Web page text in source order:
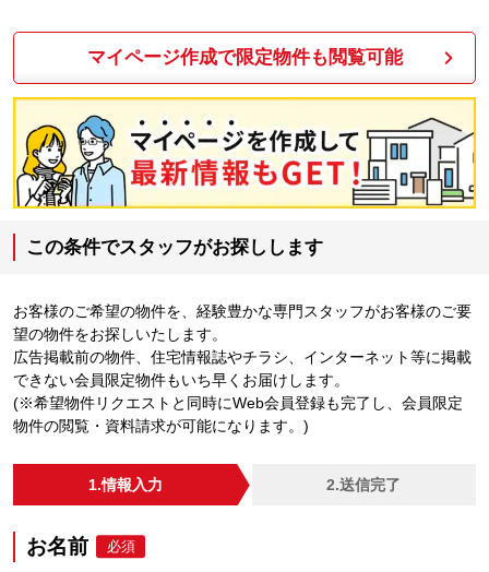
マイページ作成で限定物件も閲覧可能
この条件でスタッフがお探しします
お客様のご希望の物件を、経験豊かな専門スタッフがお客様のご要
望の物件をお探しいたします。
広告掲載前の物件、住宅情報誌やチラシ、インターネット等に掲載
できない会員限定物件もいち早くお届けします。
(※希望物件リクエストと同時にWeb会員登録も完了し、会員限定
物件の閲覧・資料請求が可能になります。)
1.情報入力 2.送信完了
お名前 必須